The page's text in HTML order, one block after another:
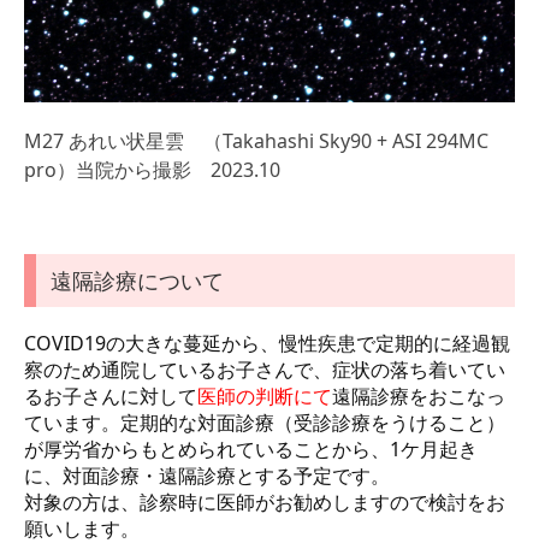
M27 あれい状星雲 （Takahashi Sky90 + ASI 294MC
pro）当院から撮影 2023.10
遠隔診療について
COVID19の大きな蔓延から、慢性疾患で定期的に経過観
察のため通院しているお子さんで、症状の落ち着いてい
るお子さんに対して医師の判断にて遠隔診療をおこなっ
ています。定期的な対面診療（受診診療をうけること）
が厚労省からもとめられていることから、1ケ月起き
に、対面診療・遠隔診療とする予定です。
対象の方は、診察時に医師がお勧めしますので検討をお
願いします。